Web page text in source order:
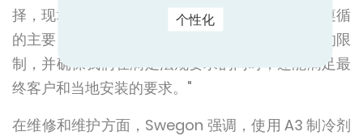
择，现场要求也会有所不同。我们在产品设计中遵循
的主要目标之一就是（尽可能）减少对丙烷系统的限
制，并确保我们在满足法规要求的同时，还能满足最
终客户和当地安装的要求。"
在维修和维护方面，Swegon 强调，使用 A3 制冷剂
个性化